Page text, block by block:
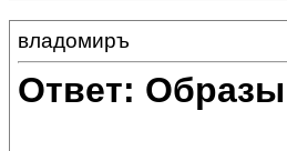
владомиръ
Ответ: